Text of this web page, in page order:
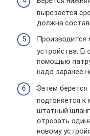
вырезается
должна
Производится
устройства.
помощью
надо заранее
Затем
подгоняется к
штатный
отрезать
новому